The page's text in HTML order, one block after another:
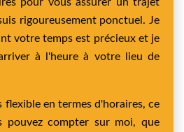
pour vous assurer un trajet
rigoureusement ponctuel. Je
votre temps est précieux et je
à l'heure à votre lieu de
flexible en termes d'horaires, ce
pouvez compter sur moi, que